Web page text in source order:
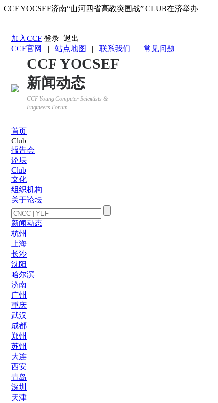
CCF YOCSEF济南“山河四省高教突围战” CLUB在济举办
加入CCF 登录 退出
CCF官网
| 站点地图 | 联系我们 | 常见问题
CCF YOCSEF
新闻动态
CCF Young Computer Scientists &
Engineers Forum
首页
Club
报告会
论坛
Club
文化
组织机构
关于论坛
新闻动态
杭州
上海
长沙
沈阳
哈尔滨
济南
广州
重庆
武汉
成都
郑州
苏州
大连
西安
青岛
深圳
天津